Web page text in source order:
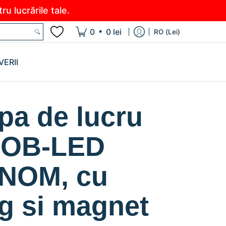
lucrările tale.
0 • 0 lei RO (Lei)
de lucru
LED
cu
si magnet